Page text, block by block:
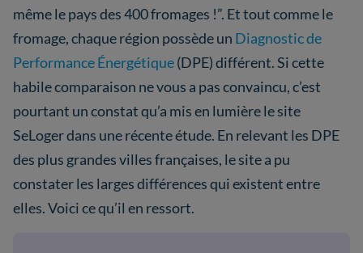
même le pays des 400 fromages !”. Et tout comme le
fromage, chaque région possède un Diagnostic de
Performance Énergétique(DPE) différent. Si cette
habile comparaison ne vous a pas convaincu, c’est
pourtant un constat qu’a mis en lumière le site
SeLoger dans une récente étude. En relevant les DPE
des plus grandes villes françaises, le site a pu
constater les larges différences qui existent entre
elles. Voici ce qu’il en ressort.